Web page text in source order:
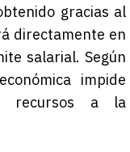
gracias al
directamente en
salarial. Según
impide
recursos a la